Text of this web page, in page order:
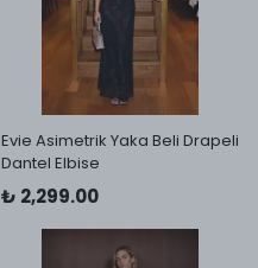
Evie Asimetrik Yaka Beli Drapeli
Dantel Elbise
₺ 2,299.00